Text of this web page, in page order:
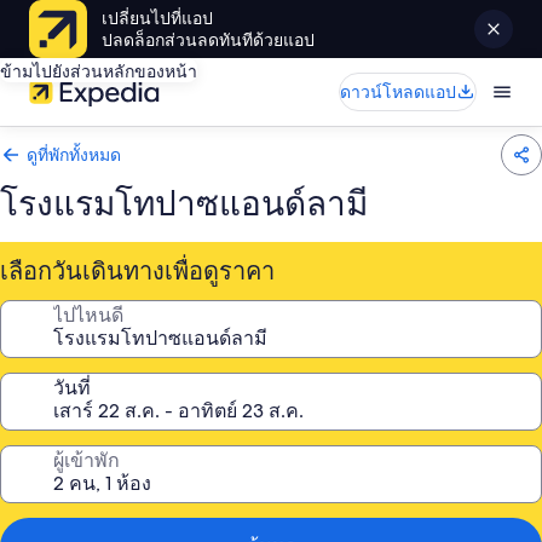
เปลี่ยนไปที่แอป
ปลดล็อกส่วนลดทันทีด้วยแอป
ข้ามไปยังส่วนหลักของหน้า
ดาวน์โหลดแอป
ดูที่พักทั้งหมด
โรงแรมโทปาซแอนด์ลามี
เลือกวันเดินทางเพื่อดูราคา
ไปไหนดี
วันที่
ผู้เข้าพัก